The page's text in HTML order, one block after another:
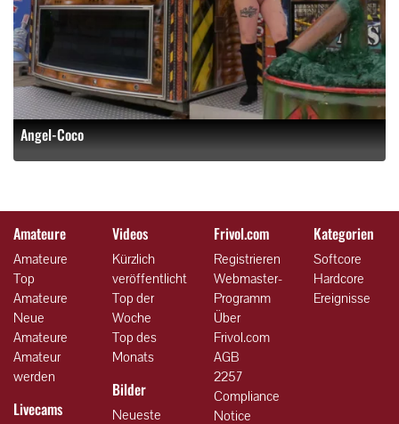
Angel-Coco
Amateure
Amateure
Top
Amateure
Neue
Amateure
Amateur
werden
Livecams
Videos
Kürzlich
veröffentlicht
Top der
Woche
Top des
Monats
Bilder
Neueste
Frivol.com
Registrieren
Webmaster-
Programm
Über
Frivol.com
AGB
2257
Compliance
Notice
Kategorien
Softcore
Hardcore
Ereignisse